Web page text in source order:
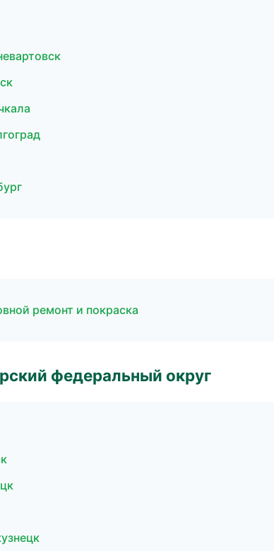
ремонт и покраска
федеральный округ